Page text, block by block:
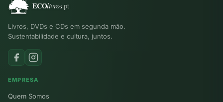
Livros, DVDs e CDs em segunda mão.
Sustentabilidade e cultura, juntos.
EMPRESA
Quem Somos